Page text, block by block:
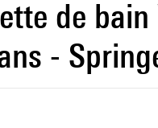
de
-